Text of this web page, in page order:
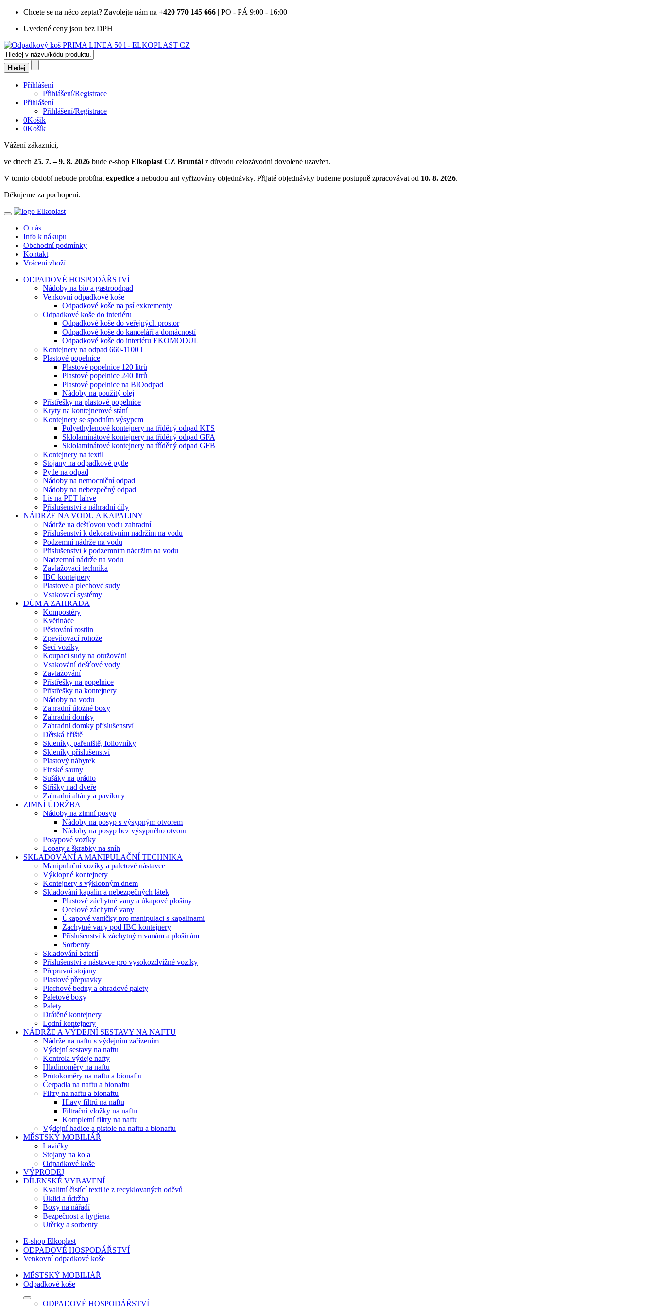
Chcete se na něco zeptat? Zavolejte nám na +420 770 145 666 | PO - PÁ 9:00 - 16:00
Uvedené ceny jsou bez DPH
Přihlášení
Přihlášení/Registrace
Přihlášení
Přihlášení/Registrace
0Košík
0Košík
Vážení zákazníci,
ve dnech 25. 7. – 9. 8. 2026 bude e-shop Elkoplast CZ Bruntál z důvodu celozávodní dovolené uzavřen.
V tomto období nebude probíhat expedice a nebudou ani vyřizovány objednávky. Přijaté objednávky budeme postupně zpracovávat od 10. 8. 2026.
Děkujeme za pochopení.
O nás
Info k nákupu
Obchodní podmínky
Kontakt
Vrácení zboží
ODPADOVÉ HOSPODÁŘSTVÍ
Nádoby na bio a gastroodpad
Venkovní odpadkové koše
Odpadkové koše na psí exkrementy
Odpadkové koše do interiéru
Odpadkové koše do veřejných prostor
Odpadkové koše do kanceláří a domácností
Odpadkové koše do interiéru EKOMODUL
Kontejnery na odpad 660-1100 l
Plastové popelnice
Plastové popelnice 120 litrů
Plastové popelnice 240 litrů
Plastové popelnice na BIOodpad
Nádoby na použitý olej
Přístřešky na plastové popelnice
Kryty na kontejnerové stání
Kontejnery se spodním výsypem
Polyethylenové kontejnery na tříděný odpad KTS
Sklolaminátové kontejnery na tříděný odpad GFA
Sklolaminátové kontejnery na tříděný odpad GFB
Kontejnery na textil
Stojany na odpadkové pytle
Pytle na odpad
Nádoby na nemocniční odpad
Nádoby na nebezpečný odpad
Lis na PET lahve
Příslušenství a náhradní díly
NÁDRŽE NA VODU A KAPALINY
Nádrže na dešťovou vodu zahradní
Příslušenství k dekorativním nádržím na vodu
Podzemní nádrže na vodu
Příslušenství k podzemním nádržím na vodu
Nadzemní nádrže na vodu
Zavlažovací technika
IBC kontejnery
Plastové a plechové sudy
Vsakovací systémy
DŮM A ZAHRADA
Kompostéry
Květináče
Pěstování rostlin
Zpevňovací rohože
Secí vozíky
Koupací sudy na otužování
Vsakování dešťové vody
Zavlažování
Přístřešky na popelnice
Přístřešky na kontejnery
Nádoby na vodu
Zahradní úložné boxy
Zahradní domky
Zahradní domky příslušenství
Dětská hřiště
Skleníky, pařeniště, foliovníky
Skleníky příslušenství
Plastový nábytek
Finské sauny
Sušáky na prádlo
Stříšky nad dveře
Zahradní altány a pavilony
ZIMNÍ ÚDRŽBA
Nádoby na zimní posyp
Nádoby na posyp s výsypným otvorem
Nádoby na posyp bez výsypného otvoru
Posypové vozíky
Lopaty a škrabky na sníh
SKLADOVÁNÍ A MANIPULAČNÍ TECHNIKA
Manipulační vozíky a paletové nástavce
Výklopné kontejnery
Kontejnery s výklopným dnem
Skladování kapalin a nebezpečných látek
Plastové záchytné vany a úkapové plošiny
Ocelové záchytné vany
Úkapové vaničky pro manipulaci s kapalinami
Záchytné vany pod IBC kontejnery
Příslušenství k záchytným vanám a plošinám
Sorbenty
Skladování baterií
Příslušenství a nástavce pro vysokozdvižné vozíky
Přepravní stojany
Plastové přepravky
Plechové bedny a ohradové palety
Paletové boxy
Palety
Drátěné kontejnery
Lodní kontejnery
NÁDRŽE A VÝDEJNÍ SESTAVY NA NAFTU
Nádrže na naftu s výdejním zařízením
Výdejní sestavy na naftu
Kontrola výdeje nafty
Hladinoměry na naftu
Průtokoměry na naftu a bionaftu
Čerpadla na naftu a bionaftu
Filtry na naftu a bionaftu
Hlavy filtrů na naftu
Filtrační vložky na naftu
Kompletní filtry na naftu
Výdejní hadice a pistole na naftu a bionaftu
MĚSTSKÝ MOBILIÁŘ
Lavičky
Stojany na kola
Odpadkové koše
VÝPRODEJ
DÍLENSKÉ VYBAVENÍ
Kvalitní čistící textilie z recyklovaných oděvů
Úklid a údržba
Boxy na nářadí
Bezpečnost a hygiena
Utěrky a sorbenty
E-shop Elkoplast
ODPADOVÉ HOSPODÁŘSTVÍ
Venkovní odpadkové koše
MĚSTSKÝ MOBILIÁŘ
Odpadkové koše
ODPADOVÉ HOSPODÁŘSTVÍ